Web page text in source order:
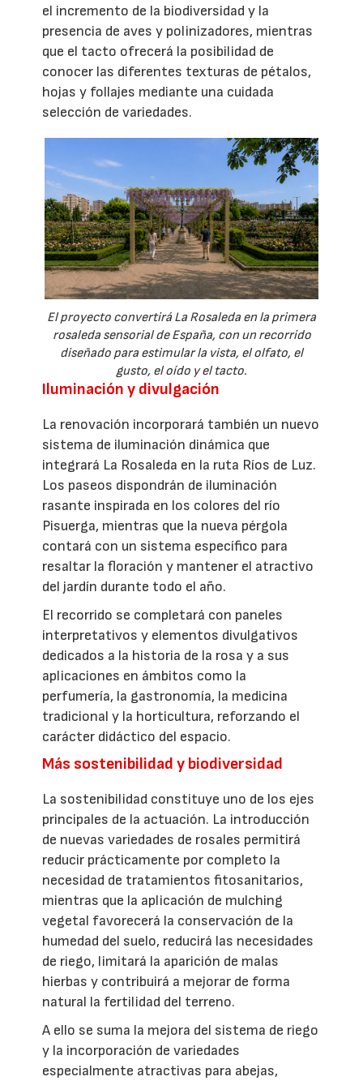
el incremento de la biodiversidad y la
presencia de aves y polinizadores, mientras
que el tacto ofrecerá la posibilidad de
conocer las diferentes texturas de pétalos,
hojas y follajes mediante una cuidada
selección de variedades.
El proyecto convertirá La Rosaleda en la primera
rosaleda sensorial de España, con un recorrido
diseñado para estimular la vista, el olfato, el
gusto, el oído y el tacto.
Iluminación y divulgación
La renovación incorporará también un nuevo
sistema de iluminación dinámica que
integrará La Rosaleda en la ruta Ríos de Luz.
Los paseos dispondrán de iluminación
rasante inspirada en los colores del río
Pisuerga, mientras que la nueva pérgola
contará con un sistema específico para
resaltar la floración y mantener el atractivo
del jardín durante todo el año.
El recorrido se completará con paneles
interpretativos y elementos divulgativos
dedicados a la historia de la rosa y a sus
aplicaciones en ámbitos como la
perfumería, la gastronomía, la medicina
tradicional y la horticultura, reforzando el
carácter didáctico del espacio.
Más sostenibilidad y biodiversidad
La sostenibilidad constituye uno de los ejes
principales de la actuación. La introducción
de nuevas variedades de rosales permitirá
reducir prácticamente por completo la
necesidad de tratamientos fitosanitarios,
mientras que la aplicación de mulching
vegetal favorecerá la conservación de la
humedad del suelo, reducirá las necesidades
de riego, limitará la aparición de malas
hierbas y contribuirá a mejorar de forma
natural la fertilidad del terreno.
A ello se suma la mejora del sistema de riego
y la incorporación de variedades
especialmente atractivas para abejas,